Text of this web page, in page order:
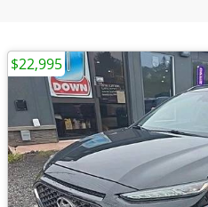
$22,995